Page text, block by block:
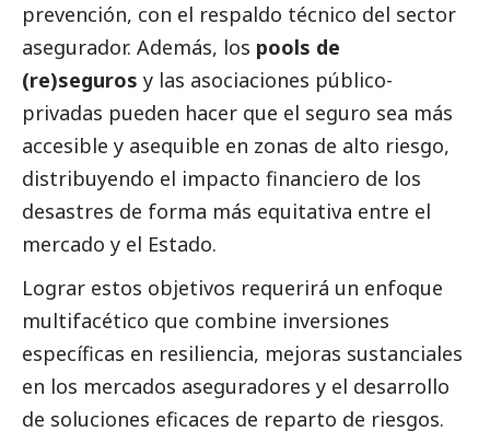
prevención, con el respaldo técnico del sector
asegurador. Además, los pools de
(re)seguros y las asociaciones público-
privadas pueden hacer que el seguro sea más
accesible y asequible en zonas de alto riesgo,
distribuyendo el impacto financiero de los
desastres de forma más equitativa entre el
mercado y el Estado.
Lograr estos objetivos requerirá un enfoque
multifacético que combine inversiones
específicas en resiliencia, mejoras sustanciales
en los mercados aseguradores y el desarrollo
de soluciones eficaces de reparto de riesgos.